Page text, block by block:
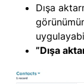
Dışa
”Dışa